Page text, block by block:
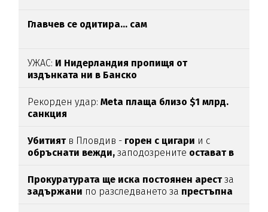
Главчев се одитира... сам
УЖАС: И Нидерландия пропищя от
издънката ни в Банско
Рекорден удар:Meta плаща близо $1 млрд.
санкция
Убитиятв Пловдив - горен с цигари и с
обръснати вежди, заподозрените остават в
Прокуратурата ще иска постоянен арестза
задържани по разследването за престъпна